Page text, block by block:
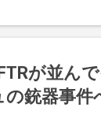
が並ん
銃器事件